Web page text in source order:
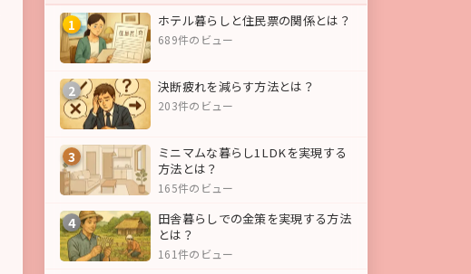
1 ホテル暮らしと住民票の関係とは？
689件のビュー
2 決断疲れを減らす方法とは？
203件のビュー
3
ミニマムな暮らし1LDKを実現する
方法とは？
165件のビュー
4
田舎暮らしでの金策を実現する方法
とは？
161件のビュー